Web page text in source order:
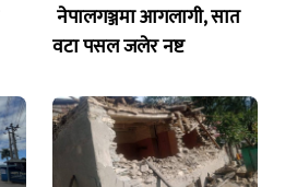
नेपालगञ्जमा आगलागी, सात
वटा पसल जलेर नष्ट